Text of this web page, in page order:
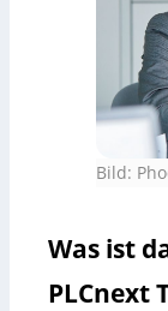
Bild:
Was ist
PLCnext